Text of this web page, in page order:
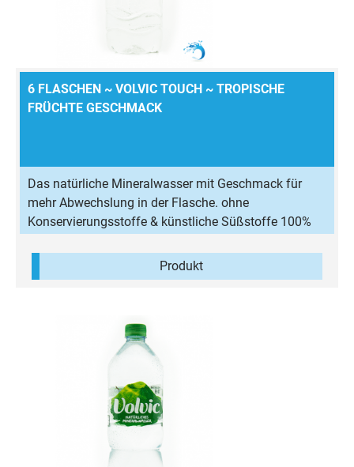
6 FLASCHEN ~ VOLVIC TOUCH ~ TROPISCHE
FRÜCHTE GESCHMACK
Das natürliche Mineralwasser mit Geschmack für
mehr Abwechslung in der Flasche. ohne
Konservierungsstoffe & künstliche Süßstoffe 100%
Produkt